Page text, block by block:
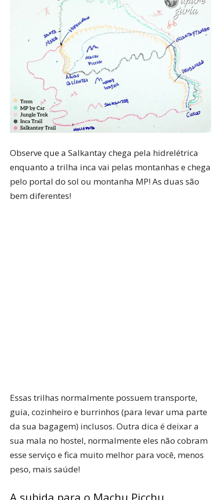
Observe que a Salkantay chega pela hidrelétrica
enquanto a trilha inca vai pelas montanhas e chega
pelo portal do sol ou montanha MP! As duas são
bem diferentes!
Essas trilhas normalmente possuem transporte,
guia, cozinheiro e burrinhos (para levar uma parte
da sua bagagem) inclusos. Outra dica é deixar a
sua mala no hostel, normalmente eles não cobram
esse serviço e fica muito melhor para você, menos
peso, mais saúde!
A subida para o Machu Picchu